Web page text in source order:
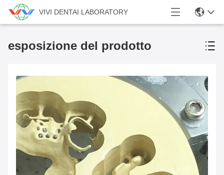
VIVI DENTAI LABORATORY
esposizione del prodotto